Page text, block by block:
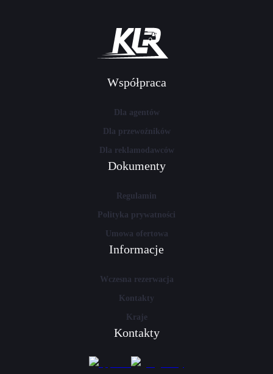
Współpraca
Dla agentów
Dla przewoźników
Dla reklamodawców
Dokumenty
Regulamin
Polityka prywatności
Umowa ofertowa
Informacje
Wczesna rezerwacja
Kontakty
Kraje
Kontakty